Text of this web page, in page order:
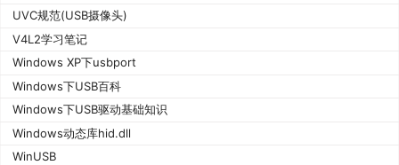
UVC规范(USB摄像头)
V4L2学习笔记
Windows XP下usbport
Windows下USB百科
Windows下USB驱动基础知识
Windows动态库hid.dll
WinUSB